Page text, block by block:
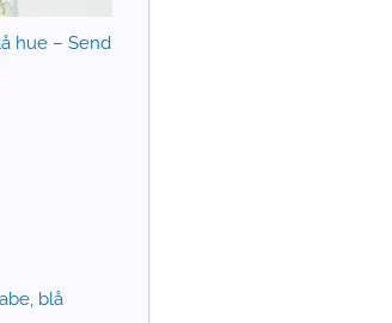
hue – Send
blå